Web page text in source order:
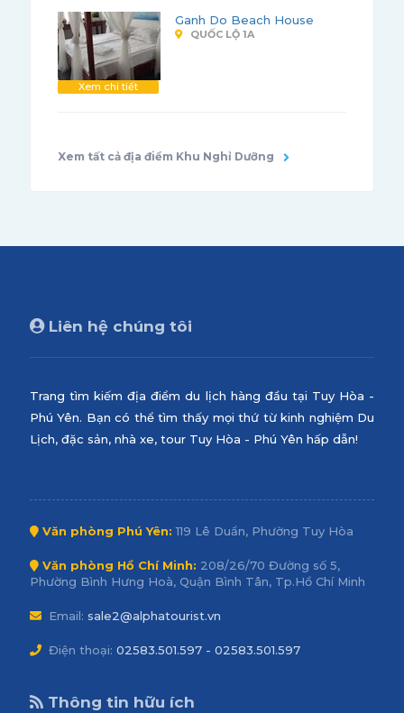
Xem chi tiết
Ganh Do Beach House
QUỐC LỘ 1A
Xem tất cả địa điểm Khu Nghỉ Dưỡng
Liên hệ chúng tôi
Trang tìm kiếm địa điểm du lịch hàng đầu tại Tuy Hòa -
Phú Yên. Bạn có thể tìm thấy mọi thứ từ kinh nghiệm Du
Lịch, đặc sản, nhà xe, tour Tuy Hòa - Phú Yên hấp dẫn!
Văn phòng Phú Yên: 119 Lê Duẩn, Phường Tuy Hòa
Văn phòng Hồ Chí Minh: 208/26/70 Đường số 5,
Phường Bình Hưng Hoà, Quận Bình Tân, Tp.Hồ Chí Minh
Email: sale2@alphatourist.vn
Điện thoại: 02583.501.597 - 02583.501.597
Thông tin hữu ích